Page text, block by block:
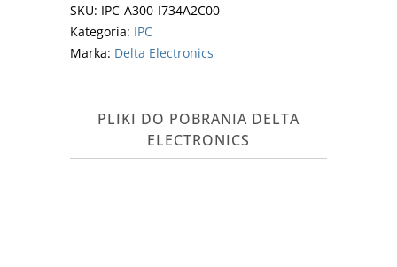
SKU: IPC-A300-I734A2C00
Kategoria: IPC
Marka: Delta Electronics
PLIKI DO POBRANIA DELTA
ELECTRONICS